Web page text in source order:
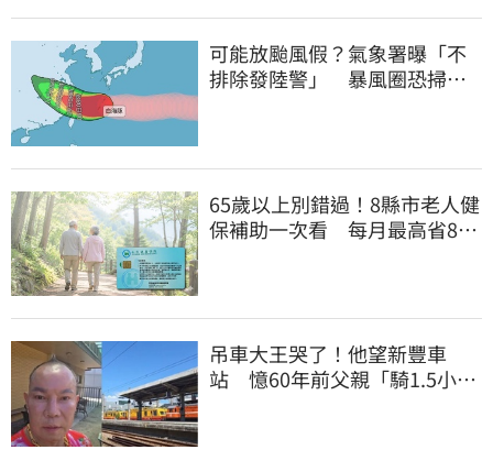
可能放颱風假？氣象署曝「不
排除發陸警」 暴風圈恐掃過2
65歲以上別錯過！8縣市老人健
保補助一次看 每月最高省826
吊車大王哭了！他望新豐車
站 憶60年前父親「騎1.5小時